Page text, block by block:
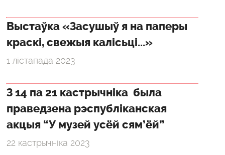
Выстаўка «Засушыў я на паперы
краскі, свежыя калісьці...»
1 лістапада 2023
З 14 па 21 кастрычніка была
праведзена рэспубліканская
акцыя “У музей усёй сям’ёй”
22 кастрычніка 2023